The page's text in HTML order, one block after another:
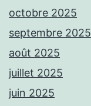
octobre 2025
septembre 2025
août 2025
juillet 2025
juin 2025